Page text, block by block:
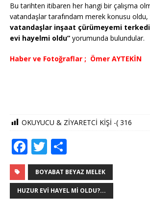
Bu tarihten itibaren her hangi bir çalışma
vatandaşlar tarafındam merek konusu oldu,
vatandaşlar inşaat çürümeyemi
evi hayelmi oldu” yorumunda bulundular.
Haber ve Fotoğraflar ; Ömer AYTEKİN
OKUYUCU & ZİYARETCİ KİŞİ -( 316
F
a
c
e
T
w
it
te
h
ar
e
BOYABAT BEYAZ MELEK
HUZUR EVI HAYEL MI OLDU?...